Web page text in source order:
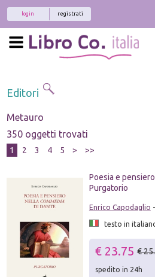
registrati
login
Editori
Metauro
350 oggetti trovati
1 2 3 4 5 > >>
Poesia e
Purgatorio
Enrico Capodaglio
testo in
€ 23.75 €
spedito in 24h